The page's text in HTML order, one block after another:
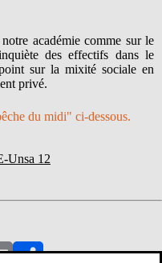
académie comme sur le
des effectifs dans le
sur la mixité sociale en
privé.
du midi" ci-dessous.
Unsa 12